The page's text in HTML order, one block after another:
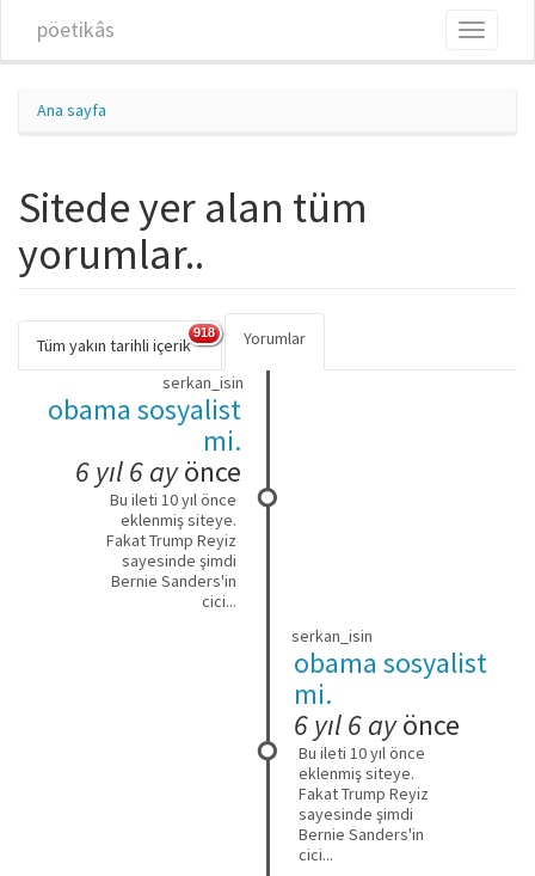
pöetikâs
Toggle
Ana sayfa
Sitede yer alan tüm
yorumlar..
Birincil sekmeler
Tüm yakın tarihli içerik
918 Yorumlar
serkan_isin
obama sosyalist
mi.
6 yıl 6 ayönce
Bu ileti 10 yıl önce
eklenmiş siteye.
Fakat Trump Reyiz
sayesinde şimdi
Bernie Sanders'in
cici...
serkan_isin
obama sosyalist
mi.
6 yıl 6 ayönce
Bu ileti 10 yıl önce
eklenmiş siteye.
Fakat Trump Reyiz
sayesinde şimdi
Bernie Sanders'in
cici...